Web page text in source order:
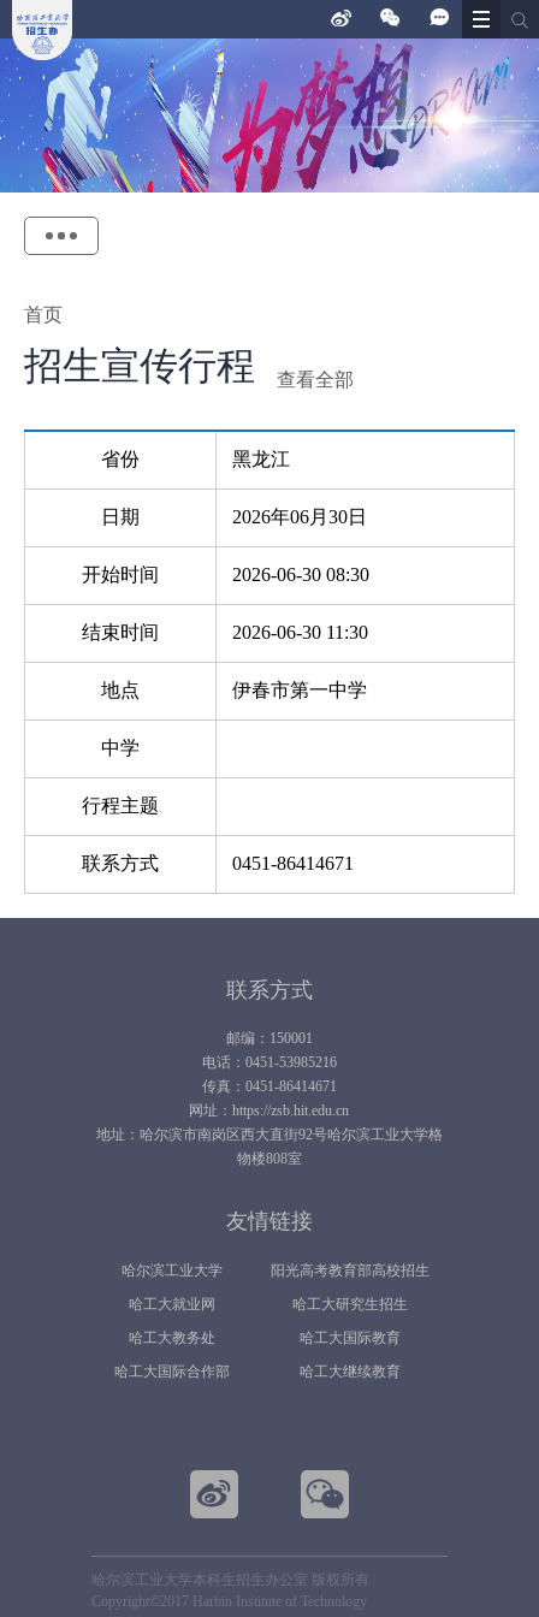
首页
招生宣传行程 查看全部
省份 黑龙江
日期 2026年06月30日
开始时间 2026-06-30 08:30
结束时间 2026-06-30 11:30
地点 伊春市第一中学
中学
行程主题
联系方式 0451-86414671
联系方式
邮编：150001
电话：0451-53985216
传真：0451-86414671
网址：https://zsb.hit.edu.cn
地址：哈尔滨市南岗区西大直街92号哈尔滨工业大学格
物楼808室
友情链接
哈尔滨工业大学 阳光高考教育部高校招生
平台
哈工大就业网
哈工大研究生招生
哈工大教务处
哈工大国际教育
哈工大国际合作部
哈工大继续教育
哈尔滨工业大学本科生招生办公室 版权所有
Copyright©2017 Harbin Institute of Technology